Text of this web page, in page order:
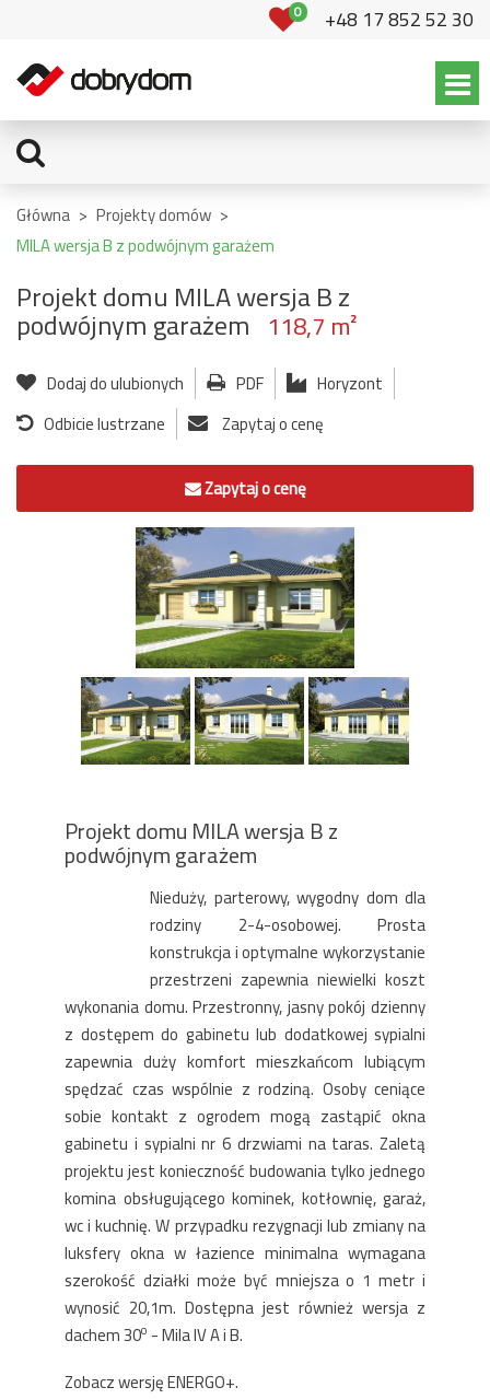
0 +48 17 852 52 30
Główna > Projekty domów >
MILA wersja B z podwójnym garażem
Projekt domu MILA wersja B z
podwójnym garażem 118,7 m²
Dodaj do ulubionych PDF
Horyzont
Odbicie lustrzane
Zapytaj o cenę
Zapytaj o cenę
Projekt domu MILA wersja B z
podwójnym garażem
Nieduży, parterowy, wygodny dom dla
rodziny 2-4-osobowej. Prosta
konstrukcja i optymalne wykorzystanie
przestrzeni zapewnia niewielki koszt
wykonania domu. Przestronny, jasny pokój dzienny
z dostępem do gabinetu lub dodatkowej sypialni
zapewnia duży komfort mieszkańcom lubiącym
spędzać czas wspólnie z rodziną. Osoby ceniące
sobie kontakt z ogrodem mogą zastąpić okna
gabinetu i sypialni nr 6 drzwiami na taras. Zaletą
projektu jest konieczność budowania tylko jednego
komina obsługującego kominek, kotłownię, garaż,
wc i kuchnię. W przypadku rezygnacji lub zmiany na
luksfery okna w łazience minimalna wymagana
szerokość działki może być mniejsza o 1 metr i
wynosić 20,1m. Dostępna jest również wersja z
dachem 30o - Mila IV A i B.
Zobacz wersję ENERGO+.